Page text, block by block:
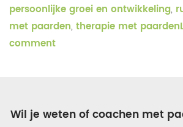
persoonlijke groei en ontwikkeling,
met paarden, therapie met paarden
comment
Wil je weten of coachen met